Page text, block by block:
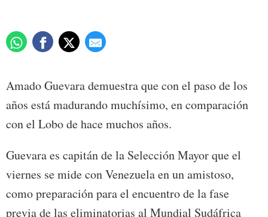
Amado Guevara demuestra que con el paso de los
años está madurando muchísimo, en comparación
con el Lobo de hace muchos años.
Guevara es capitán de la Selección Mayor que el
viernes se mide con Venezuela en un amistoso,
como preparación para el encuentro de la fase
previa de las eliminatorias al Mundial Sudáfrica